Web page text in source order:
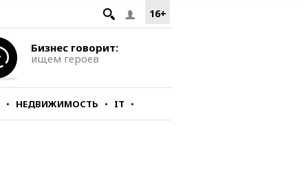
16+
Бизнес говорит:
ищем героев
НЕДВИЖИМОСТЬ IT